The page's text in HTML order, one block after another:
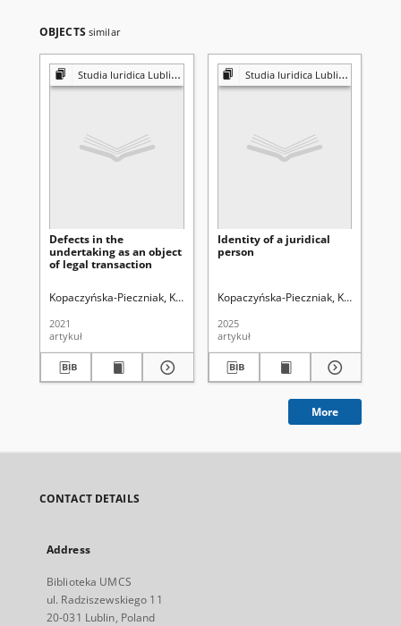
OBJECTS similar
Studia Iuridica Lublinensia
Defects in the
undertaking as an object
of legal transaction
Kopaczyńska-Pieczniak, Katarzyna Uniwersytet Marii Curie-
2021
artykuł
Studia Iuridica Lublinensia
Identity of a juridical
person
Kopaczyńska-Pieczniak, Katarzyna
2025
artykuł
More
CONTACT DETAILS
Address
Biblioteka UMCS
ul. Radziszewskiego 11
20-031 Lublin, Poland